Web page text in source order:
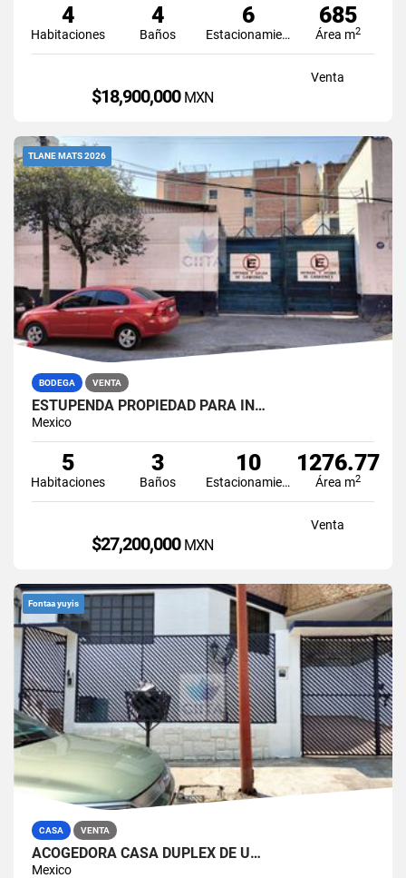
4
Habitaciones
4
Baños
6
Estacionamiento
685
Área m2
Venta
$18,900,000 MXN
TLANE MATS 2026
BODEGA VENTA
ESTUPENDA PROPIEDAD PARA IN…
Mexico
5
Habitaciones
3
Baños
10
Estacionamiento
1276.77
Área m2
Venta
$27,200,000 MXN
Fontaa yuyis
CASA VENTA
ACOGEDORA CASA DUPLEX DE U…
Mexico